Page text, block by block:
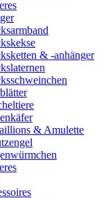
& -anhänger
& Amulette